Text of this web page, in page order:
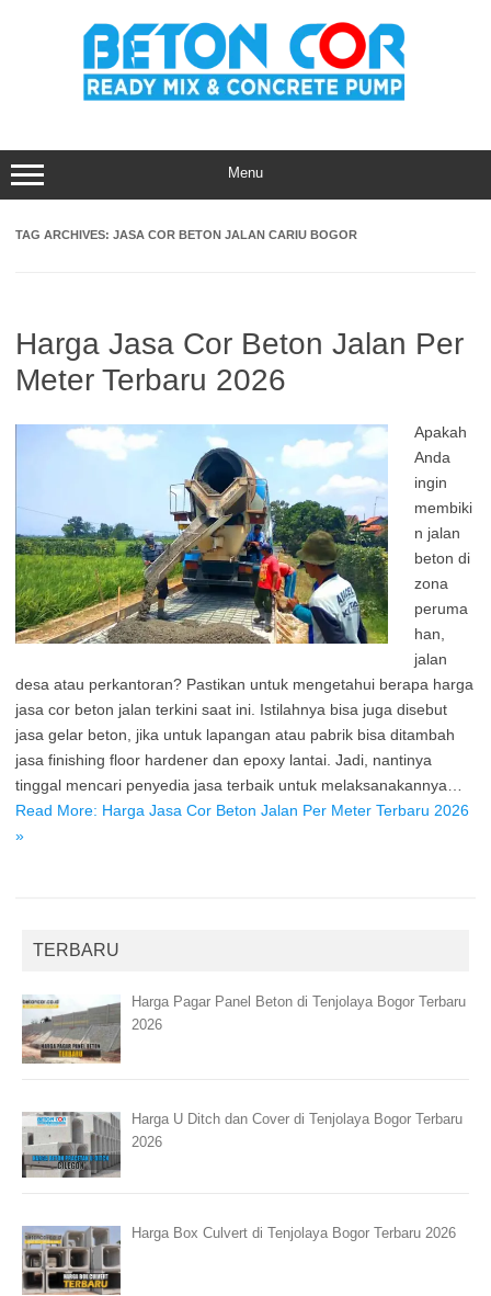
Menu
TAG ARCHIVES: JASA COR BETON JALAN CARIU BOGOR
Harga Jasa Cor Beton Jalan Per
Meter Terbaru 2026
Apakah
Anda
ingin
membiki
n jalan
beton di
zona
peruma
han,
jalan
desa atau perkantoran? Pastikan untuk mengetahui berapa harga
jasa cor beton jalan terkini saat ini. Istilahnya bisa juga disebut
jasa gelar beton, jika untuk lapangan atau pabrik bisa ditambah
jasa finishing floor hardener dan epoxy lantai. Jadi, nantinya
tinggal mencari penyedia jasa terbaik untuk melaksanakannya…
Read More: Harga Jasa Cor Beton Jalan Per Meter Terbaru 2026
»
TERBARU
Harga Pagar Panel Beton di Tenjolaya Bogor Terbaru
2026
Harga U Ditch dan Cover di Tenjolaya Bogor Terbaru
2026
Harga Box Culvert di Tenjolaya Bogor Terbaru 2026